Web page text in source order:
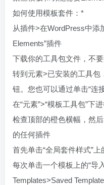
如何使用模板套件：*
从插件>在WordPress中添
Elements”插件
下载你的工具包文件，不
转到元素>已安装的工具包
钮。您也可以通过单击“连
在“元素”>“模板工具包”下
检查顶部的橙色横幅，然
的任何插件
首先单击“全局套件样式”上
每次单击一个模板上的“导
Templates>Saved